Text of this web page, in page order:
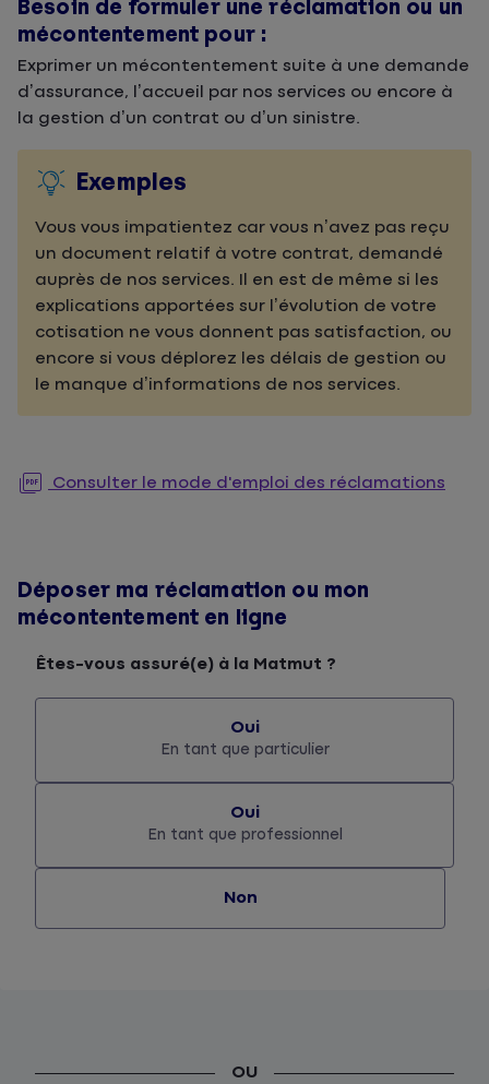
Besoin de formuler une réclamation ou un
mécontentement pour :
Exprimer un mécontentement suite à une demande
d’assurance, l’accueil par nos services ou encore à
la gestion d’un contrat ou d’un sinistre.
Exemples
Vous vous impatientez car vous n’avez pas reçu
un document relatif à votre contrat, demandé
auprès de nos services. Il en est de même si les
explications apportées sur l’évolution de votre
cotisation ne vous donnent pas satisfaction, ou
encore si vous déplorez les délais de gestion ou
le manque d’informations de nos services.
Consulter le mode d'emploi des réclamations
Déposer ma réclamation ou mon
mécontentement en ligne
Êtes-vous assuré(e) à la Matmut ?
Oui
En tant que particulier
Oui
En tant que professionnel
Non
OU